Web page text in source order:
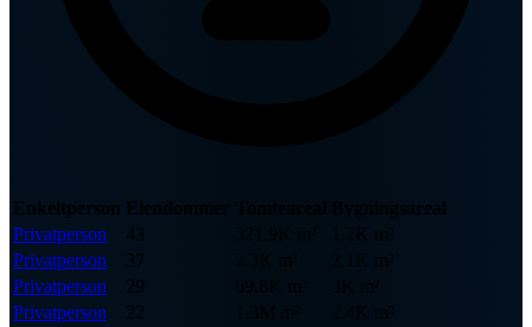
Enkeltperson Eiendommer
Bygningsareal
Privatperson
43
1.2K m²
Privatperson
37
2.1K m²
Privatperson
29
Privatperson
22
2.4K m²